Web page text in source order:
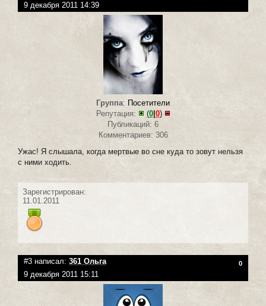
9 декабря 2011 14:39
Группа: Посетители
Репутация:
(0|0)
Публикаций: 6
Комментариев: 306
Ужас! Я слышала, когда мертвые во сне куда то зовут нельзя
с ними ходить.
Зарегистрирован:
11.01.2011
#3 написал: 361 Ольга 0
9 декабря 2011 15:11